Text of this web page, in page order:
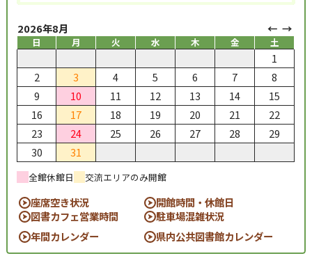
2026年8月
日 月 火 水 木 金 土
1
2
3 4 5 6 7
8
9
10 11 12 13 14
15
16
17 18 19 20 21
22
23
24 25 26 27 28
29
30
31
全館休館日 交流エリアのみ開館
座席空き状況
開館時間・休館日
図書カフェ営業時間
駐車場混雑状況
年間カレンダー
県内公共図書館カレンダー